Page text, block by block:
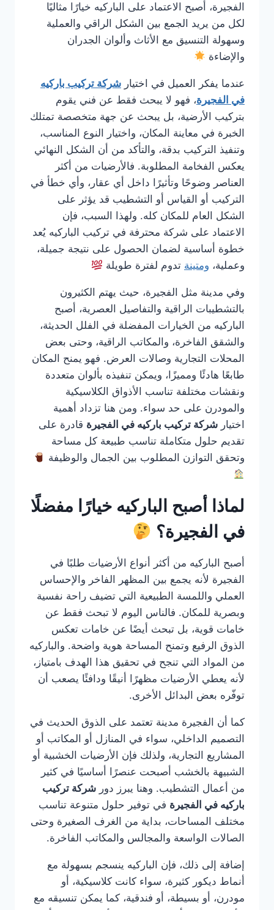
الفجيرة، أصبح الاعتماد على الباركيه خيارًا مثاليًا
لكل من يريد الجمع بين الشكل الراقي والعملية
وسهولة التنسيق مع الأثاث وألوان الجدران
والإضاءة
عندما يفكر العميل في اختيار شركة تركيب باركيه
في الفجيرة، فهو لا يبحث فقط عن فني يقوم
بتركيب الأرضية، بل يبحث عن جهة متخصصة تمتلك
الخبرة في معاينة المكان، واختيار النوع المناسب،
وتنفيذ التركيب بدقة، والتأكد من أن الشكل النهائي
يعكس الفخامة المطلوبة. فالأرضيات من أكثر
العناصر وضوحًا وتأثيرًا داخل أي عقار، وأي خطأ في
التركيب أو القياس أو التشطيب قد يؤثر على
الشكل العام للمكان كله. ولهذا السبب، فإن
الاعتماد على شركة محترفة في تركيب الباركيه يُعد
خطوة أساسية لضمان الحصول على نتيجة جميلة،
وعملية، ومتينة تدوم لفترة طويلة
وفي مدينة مثل الفجيرة، حيث يهتم الكثيرون
بالتشطيبات الراقية والتفاصيل العصرية، أصبح
الباركيه من الخيارات المفضلة في الفلل الحديثة،
والشقق الفاخرة، والمكاتب الراقية، وحتى بعض
المحلات التجارية وصالات العرض. فهو يمنح المكان
طابعًا هادئًا ومميزًا، ويمكن تنفيذه بألوان متعددة
ونقشات مختلفة تناسب الأذواق الكلاسيكية
والمودرن على حد سواء. ومن هنا تزداد أهمية
اختيار شركة تركيب باركيه في الفجيرة قادرة على
تقديم حلول متكاملة تناسب طبيعة كل مساحة
وتحقق التوازن المطلوب بين الجمال والوظيفة
لماذا أصبح الباركيه خيارًا مفضلًا
في الفجيرة؟
أصبح الباركيه من أكثر أنواع الأرضيات طلبًا في
الفجيرة لأنه يجمع بين المظهر الفاخر والإحساس
العملي واللمسة الطبيعية التي تضيف راحة نفسية
وبصرية للمكان. فالناس اليوم لا تبحث فقط عن
خامات قوية، بل تبحث أيضًا عن خامات تعكس
الذوق الرفيع وتمنح المساحة هوية واضحة. والباركيه
من المواد التي تنجح في تحقيق هذا الهدف بامتياز،
لأنه يعطي الأرضيات مظهرًا أنيقًا ودافئًا يصعب أن
توفّره بعض البدائل الأخرى.
كما أن الفجيرة مدينة تعتمد على الذوق الحديث في
التصميم الداخلي، سواء في المنازل أو المكاتب أو
المشاريع التجارية، ولذلك فإن الأرضيات الخشبية أو
الشبيهة بالخشب أصبحت عنصرًا أساسيًا في كثير
من أعمال التشطيب. وهنا يبرز دور شركة تركيب
باركيه في الفجيرة في توفير حلول متنوعة تناسب
مختلف المساحات، بداية من الغرف الصغيرة وحتى
الصالات الواسعة والمجالس والمكاتب الفاخرة.
إضافة إلى ذلك، فإن الباركيه ينسجم بسهولة مع
أنماط ديكور كثيرة، سواء كانت كلاسيكية، أو
مودرن، أو بسيطة، أو فندقية، كما يمكن تنسيقه مع